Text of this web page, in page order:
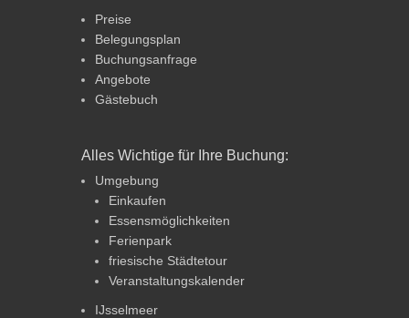
Preise
Belegungsplan
Buchungsanfrage
Angebote
Gästebuch
Alles Wichtige für Ihre Buchung:
Umgebung
Einkaufen
Essensmöglichkeiten
Ferienpark
friesische Städtetour
Veranstaltungskalender
IJsselmeer